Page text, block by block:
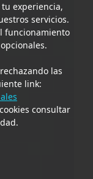
experiencia,
servicios.
funcionamiento
las
link:
consultar